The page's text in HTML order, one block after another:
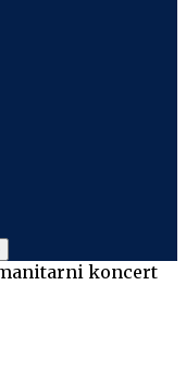
koncert